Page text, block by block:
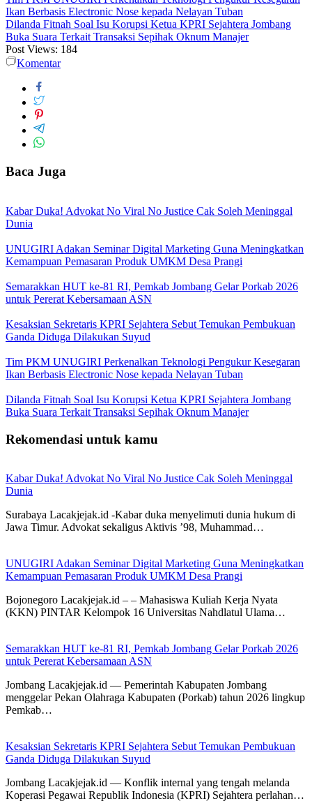
Ikan Berbasis Electronic Nose kepada Nelayan Tuban
Dilanda Fitnah Soal Isu Korupsi Ketua KPRI Sejahtera Jombang
Buka Suara Terkait Transaksi Sepihak Oknum Manajer
Post Views: 184
Komentar
Baca Juga
Kabar Duka! Advokat No Viral No Justice Cak Soleh Meninggal
Dunia
UNUGIRI Adakan Seminar Digital Marketing Guna Meningkatkan
Kemampuan Pemasaran Produk UMKM Desa Prangi
Semarakkan HUT ke-81 RI, Pemkab Jombang Gelar Porkab 2026
untuk Pererat Kebersamaan ASN
Kesaksian Sekretaris KPRI Sejahtera Sebut Temukan Pembukuan
Ganda Diduga Dilakukan Suyud
Tim PKM UNUGIRI Perkenalkan Teknologi Pengukur Kesegaran
Ikan Berbasis Electronic Nose kepada Nelayan Tuban
Dilanda Fitnah Soal Isu Korupsi Ketua KPRI Sejahtera Jombang
Buka Suara Terkait Transaksi Sepihak Oknum Manajer
Rekomendasi untuk kamu
Kabar Duka! Advokat No Viral No Justice Cak Soleh Meninggal
Dunia
Surabaya Lacakjejak.id -Kabar duka menyelimuti dunia hukum di
Jawa Timur. Advokat sekaligus Aktivis ’98, Muhammad…
UNUGIRI Adakan Seminar Digital Marketing Guna Meningkatkan
Kemampuan Pemasaran Produk UMKM Desa Prangi
Bojonegoro Lacakjejak.id – – Mahasiswa Kuliah Kerja Nyata
(KKN) PINTAR Kelompok 16 Universitas Nahdlatul Ulama…
Semarakkan HUT ke-81 RI, Pemkab Jombang Gelar Porkab 2026
untuk Pererat Kebersamaan ASN
Jombang Lacakjejak.id — Pemerintah Kabupaten Jombang
menggelar Pekan Olahraga Kabupaten (Porkab) tahun 2026 lingkup
Pemkab…
Kesaksian Sekretaris KPRI Sejahtera Sebut Temukan Pembukuan
Ganda Diduga Dilakukan Suyud
Jombang Lacakjejak.id — Konflik internal yang tengah melanda
Koperasi Pegawai Republik Indonesia (KPRI) Sejahtera perlahan…